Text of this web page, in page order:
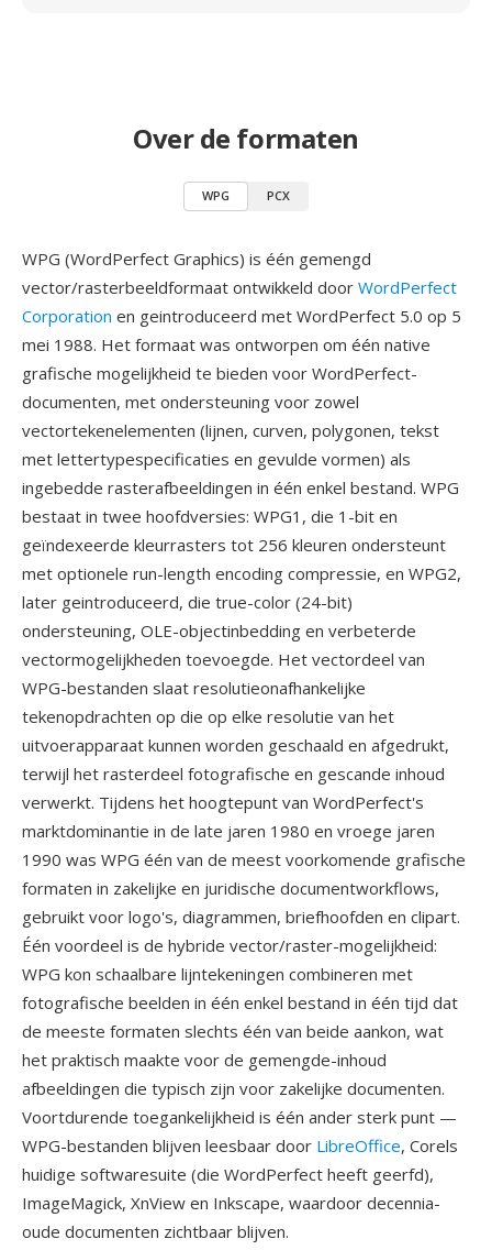
Over de formaten
WPG PCX
WPG (WordPerfect Graphics) is één gemengd
vector/rasterbeeldformaat ontwikkeld door WordPerfect
Corporation en geintroduceerd met WordPerfect 5.0 op 5
mei 1988. Het formaat was ontworpen om één native
grafische mogelijkheid te bieden voor WordPerfect-
documenten, met ondersteuning voor zowel
vectortekenelementen (lijnen, curven, polygonen, tekst
met lettertypespecificaties en gevulde vormen) als
ingebedde rasterafbeeldingen in één enkel bestand. WPG
bestaat in twee hoofdversies: WPG1, die 1-bit en
geïndexeerde kleurrasters tot 256 kleuren ondersteunt
met optionele run-length encoding compressie, en WPG2,
later geintroduceerd, die true-color (24-bit)
ondersteuning, OLE-objectinbedding en verbeterde
vectormogelijkheden toevoegde. Het vectordeel van
WPG-bestanden slaat resolutieonafhankelijke
tekenopdrachten op die op elke resolutie van het
uitvoerapparaat kunnen worden geschaald en afgedrukt,
terwijl het rasterdeel fotografische en gescande inhoud
verwerkt. Tijdens het hoogtepunt van WordPerfect's
marktdominantie in de late jaren 1980 en vroege jaren
1990 was WPG één van de meest voorkomende grafische
formaten in zakelijke en juridische documentworkflows,
gebruikt voor logo's, diagrammen, briefhoofden en clipart.
Één voordeel is de hybride vector/raster-mogelijkheid:
WPG kon schaalbare lijntekeningen combineren met
fotografische beelden in één enkel bestand in één tijd dat
de meeste formaten slechts één van beide aankon, wat
het praktisch maakte voor de gemengde-inhoud
afbeeldingen die typisch zijn voor zakelijke documenten.
Voortdurende toegankelijkheid is één ander sterk punt —
WPG-bestanden blijven leesbaar door LibreOffice, Corels
huidige softwaresuite (die WordPerfect heeft geerfd),
ImageMagick, XnView en Inkscape, waardoor decennia-
oude documenten zichtbaar blijven.